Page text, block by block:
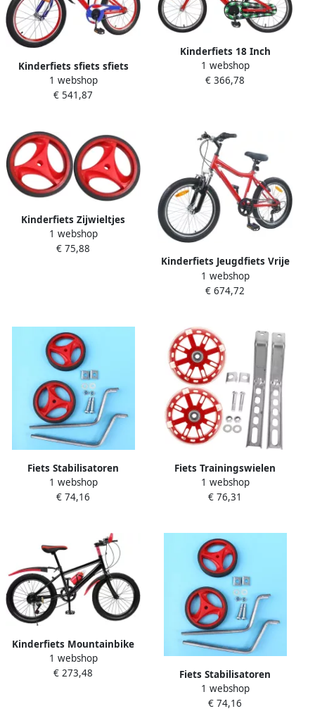
Kinderfiets sfiets sfiets
Fietstraining en Groei
Dubbele Remfunctie 20 inch
1 webshop
€ 541,87
Kinderfiets 18 Inch
Klassieke Fiets Leren
Fietsen Verstelbaar Stuur
1 webshop
€ 366,78
Kinderfiets Zijwieltjes
Hulpwiel Loopfiets
Kinderen Leren Fietsen
1 webshop
€ 75,88
Kinderfiets Jeugdfiets Vrije
Tijd Verstelbaar Stuur 24
inch Rood
1 webshop
€ 674,72
Fiets Stabilisatoren
Hulpwielen Kinderfiets
Veilig Leren Fietsen Met
1 webshop
€ 74,16
Fiets Trainingswielen
Zijwieltjes Kinderfiets Leren
Fietsen Knipperende Wielen
1 webshop
€ 76,31
Kinderfiets Mountainbike
sfiets sfiets Buiten Fietsen
Dubbele Schijfrem 130-150
1 webshop
€ 273,48
Fiets Stabilisatoren
Hulpwielen Kinderfiets
Leren Fietsen Met
1 webshop
€ 74,16